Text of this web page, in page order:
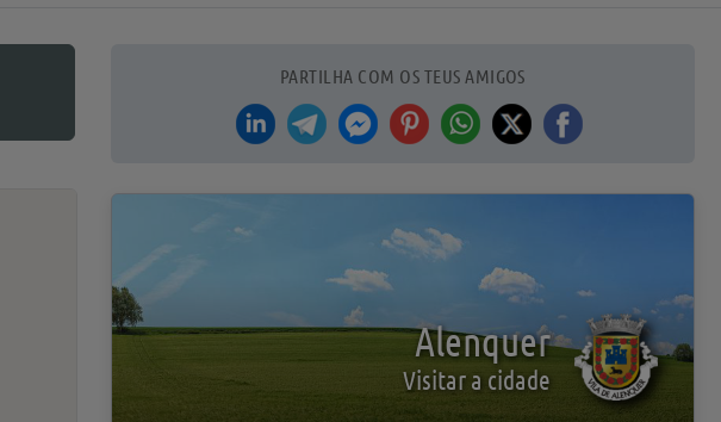
PARTILHA COM OS TEUS AMIGOS
Alenquer
Visitar a cidade